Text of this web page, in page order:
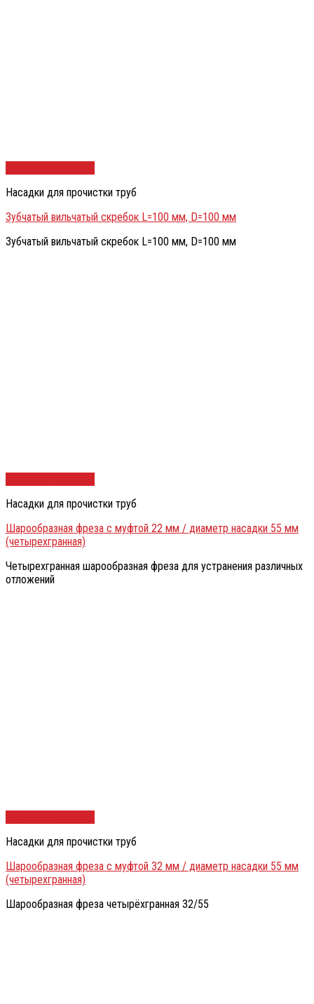
Насадки для прочистки труб
Зубчатый вильчатый скребок L=100 мм, D=100 мм
Зубчатый вильчатый скребок L=100 мм, D=100 мм
Насадки для прочистки труб
Шарообразная фреза с муфтой 22 мм / диаметр насадки 55 мм
(четырехгранная)
Четырехгранная шарообразная фреза для устранения различных
отложений
Насадки для прочистки труб
Шарообразная фреза с муфтой 32 мм / диаметр насадки 55 мм
(четырехгранная)
Шарообразная фреза четырёхгранная 32/55